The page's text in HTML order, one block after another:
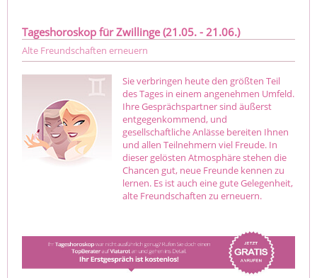
Tageshoroskop für Zwillinge (21.05. - 21.06.)
Alte Freundschaften erneuern
Sie verbringen heute den größten Teil
des Tages in einem angenehmen Umfeld.
Ihre Gesprächspartner sind äußerst
entgegenkommend, und
gesellschaftliche Anlässe bereiten Ihnen
und allen Teilnehmern viel Freude. In
dieser gelösten Atmosphäre stehen die
Chancen gut, neue Freunde kennen zu
lernen. Es ist auch eine gute Gelegenheit,
alte Freundschaften zu erneuern.